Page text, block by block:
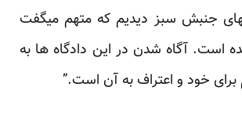
جنبش سبز دیدیم که‌ متهم میگفت
است. آگاه شدن در این دادگاه ها به
خود و اعتراف به آن است.”